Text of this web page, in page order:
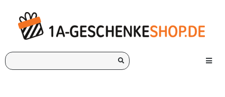
Ich
suche
Menü